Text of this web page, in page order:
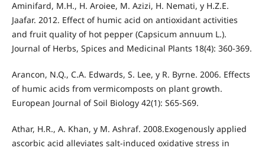
Aminifard, M.H., H. Aroiee, M. Azizi, H. Nemati, y H.Z.E.
Jaafar. 2012. Effect of humic acid on antioxidant activities
and fruit quality of hot pepper (Capsicum annuum L.).
Journal of Herbs, Spices and Medicinal Plants 18(4): 360-369.
Arancon, N.Q., C.A. Edwards, S. Lee, y R. Byrne. 2006. Effects
of humic acids from vermicomposts on plant growth.
European Journal of Soil Biology 42(1): S65-S69.
Athar, H.R., A. Khan, y M. Ashraf. 2008.Exogenously applied
ascorbic acid alleviates salt-induced oxidative stress in